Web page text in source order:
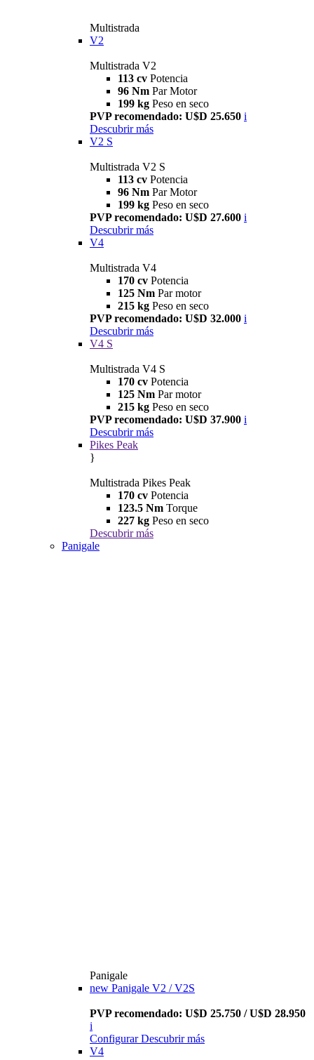
Multistrada
V2
Multistrada V2
113 cv Potencia
96 Nm Par Motor
199 kg Peso en seco
PVP recomendado: U$D 25.650 i
Descubrir más
V2 S
Multistrada V2 S
113 cv Potencia
96 Nm Par Motor
199 kg Peso en seco
PVP recomendado: U$D 27.600 i
Descubrir más
V4
Multistrada V4
170 cv Potencia
125 Nm Par motor
215 kg Peso en seco
PVP recomendado: U$D 32.000 i
Descubrir más
V4 S
Multistrada V4 S
170 cv Potencia
125 Nm Par motor
215 kg Peso en seco
PVP recomendado: U$D 37.900 i
Descubrir más
Pikes Peak
}
Multistrada Pikes Peak
170 cv Potencia
123.5 Nm Torque
227 kg Peso en seco
Descubrir más
Panigale
Panigale
new Panigale V2 / V2S
PVP recomendado: U$D 25.750 / U$D 28.950
i
Configurar Descubrir más
V4